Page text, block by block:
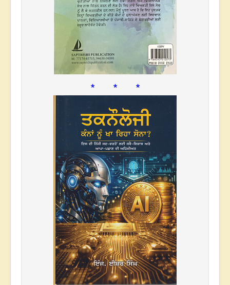
* * *